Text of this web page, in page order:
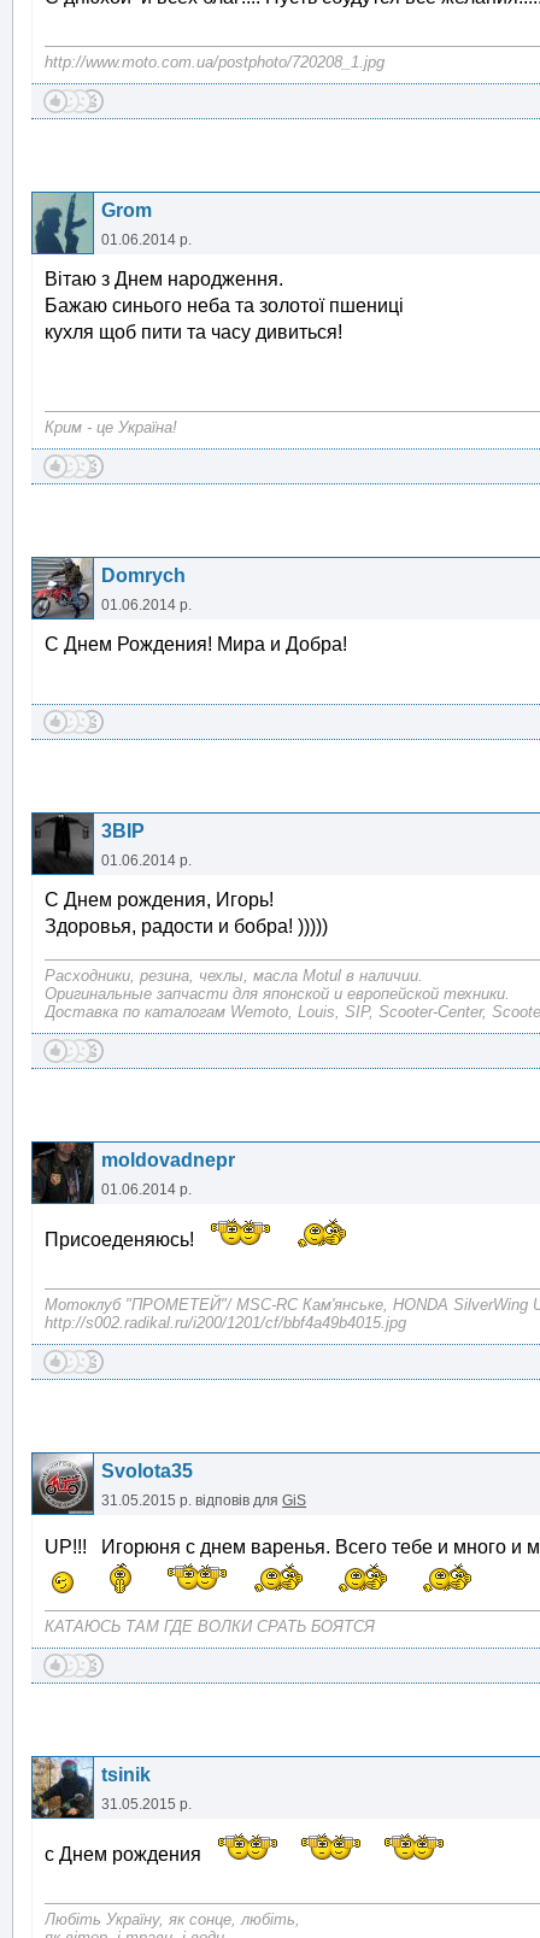
http://www.moto.com.ua/postphoto/720208_1.jpg
Grom
01.06.2014 р.
Вітаю з Днем народження.
Бажаю синього неба та золотої пшениці
кухля щоб пити та часу дивиться!
Крим - це Україна!
Domrych
01.06.2014 р.
С Днем Рождения! Мира и Добра!
3BIP
01.06.2014 р.
С Днем рождения, Игорь!
Здоровья, радости и бобра! )))))
Расходники, резина, чехлы, масла Motul в наличии.
Оригинальные запчасти для японской и европейской техники.
Доставка по каталогам Wemoto, Louis, SIP, Scooter-Center,
moldovadnepr
01.06.2014 р.
Присоеденяюсь!
Mотоклуб "ПРОМЕТЕЙ"/ MSC-RC Кам'янське, HONDA SilverWing
http://s002.radikal.ru/i200/1201/cf/bbf4a49b4015.jpg
Svolota35
31.05.2015 р. відповів для GiS
UP!!! Игорюня с днем варенья. Всего тебе и много и
КАТАЮСЬ ТАМ ГДЕ ВОЛКИ СРАТЬ БОЯТСЯ
tsinik
31.05.2015 р.
с Днем рождения
Любіть Україну, як сонце, любіть,